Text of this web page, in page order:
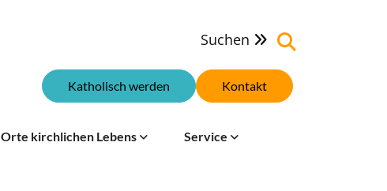
Suchen 
Kontakt
Katholisch werden
Orte kirchlichen Lebens Service